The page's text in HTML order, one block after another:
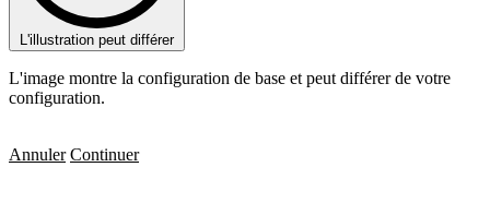
L'illustration peut différer
L'image montre la configuration de base et peut différer de votre
configuration.
Annuler Continuer